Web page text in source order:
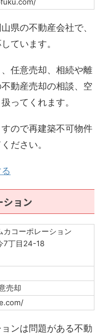
県の不動産会社で、
ています。
任意売却、相続や離
動産売却の相談、空
ってくれます。
ので再建築不可物件
ださい。
ション
カコーポレーション
7丁目24-18
売却
ンは問題がある不動